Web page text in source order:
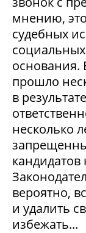
мнению,
судебных
социальных
основания.
прошло
в
несколько
вероятно,
и удалить
избежать...